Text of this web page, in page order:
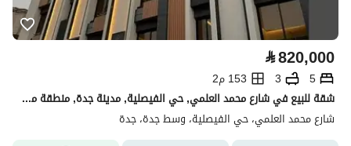
⃁820,000
5
3
153 م2
شقة للبيع في شارع محمد العلمي, حي الفيصلية, مدينة جدة, منطقة مكة المكرمة
شارع محمد العلمي، حي الفيصلية، وسط جدة، جدة